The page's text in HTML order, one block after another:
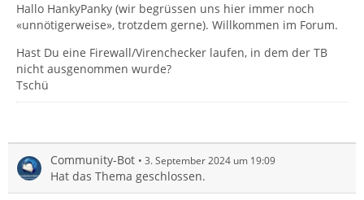
Hallo HankyPanky (wir begrüssen uns hier immer noch
«unnötigerweise», trotzdem gerne). Willkommen im Forum.
Hast Du eine Firewall/Virenchecker laufen, in dem der TB
nicht ausgenommen wurde?
Tschü
Community-Bot 3. September 2024 um 19:09
Hat das Thema geschlossen.